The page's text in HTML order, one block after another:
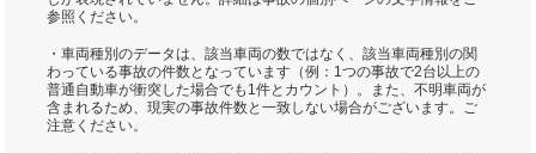
参照ください。
・車両種別のデータは、該当車両の数ではなく、該当車両種別の関
わっている事故の件数となっています（例：1つの事故で2台以上の
普通自動車が衝突した場合でも1件とカウント）。また、不明車両が
含まれるため、現実の事故件数と一致しない場合がございます。ご
注意ください。